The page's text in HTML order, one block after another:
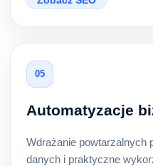
05
Automatyzacje
Wdrażanie powtarzalnych
danych i praktyczne